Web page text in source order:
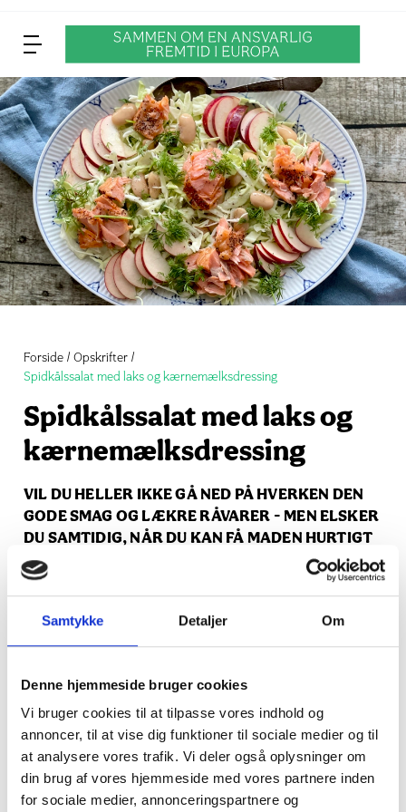
Samtykke Detaljer Om
Denne hjemmeside bruger cookies
Vi bruger cookies til at tilpasse vores indhold og
annoncer, til at vise dig funktioner til sociale medier og til
at analysere vores trafik. Vi deler også oplysninger om
din brug af vores hjemmeside med vores partnere inden
for sociale medier, annonceringspartnere og
Forside
Opskrifter
Spidkålssalat med laks og kærnemælksdressing
Spidkålssalat med laks og
kærnemælksdressing
VIL DU HELLER IKKE GÅ NED PÅ HVERKEN DEN
GODE SMAG OG LÆKRE RÅVARER - MEN ELSKER
DU SAMTIDIG, NÅR DU KAN FÅ MADEN HURTIGT
KLAR!? SÅ PRØV DEN HER LÆKRE OPSKRIFT
FYLDT MED KÅL, BØNNER, ÆBLER OG LAKS -
ER OVERBEVISTE OM, AT DET BLIVER EN AF DINE
NYE FAVORITTER, NÅR AFTENSMADEN SKAL
Ingredienser
1 spidskål, snittet i fine strimler